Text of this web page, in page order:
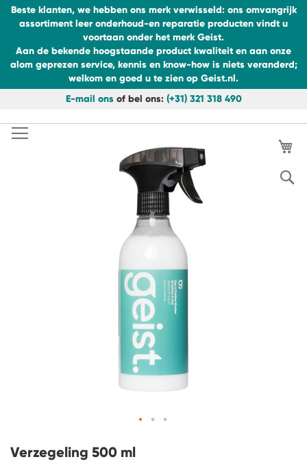
Beste klanten, we hebben ons merk verwisseld: ons omvangrijk
assortiment leer onderhoud-en reparatie producten vindt u
voortaan onder het merk Geist.
Aan de bekende hoogstaande product kwaliteit en aan onze
alom geprezen service, kennis en know-how is niets veranderd;
welkom en goed u te zien op Geist.nl.
E-mail onsof bel ons: (+31) 321 318 490
naar
de
Ga
naar
naar
Verzegeling 500 ml